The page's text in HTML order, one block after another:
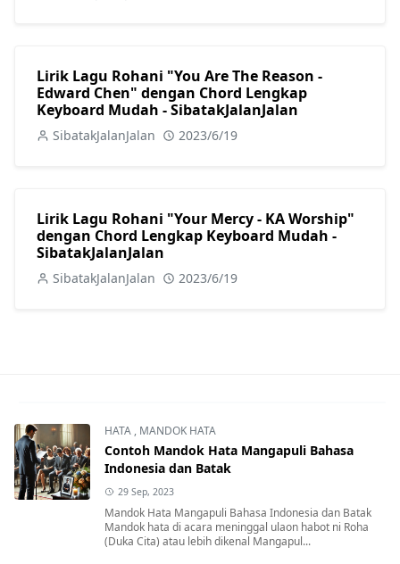
Lirik Lagu Rohani "You Are The Reason -
Edward Chen" dengan Chord Lengkap
Keyboard Mudah - SibatakJalanJalan
SibatakJalanJalan 2023/6/19
Lirik Lagu Rohani "Your Mercy - KA Worship"
dengan Chord Lengkap Keyboard Mudah -
SibatakJalanJalan
SibatakJalanJalan 2023/6/19
HATA , MANDOK HATA
Contoh Mandok Hata Mangapuli Bahasa
Indonesia dan Batak
29 Sep, 2023
Mandok Hata Mangapuli Bahasa Indonesia dan Batak
Mandok hata di acara meninggal ulaon habot ni Roha
(Duka Cita) atau lebih dikenal Mangapul...